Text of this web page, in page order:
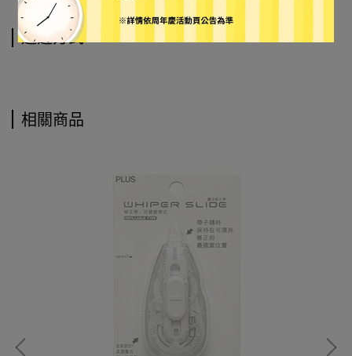
運送方式
相關商品